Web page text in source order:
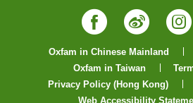
Facebook
Weibo
Oxfam in Chinese Mainland
Oxfam in Taiwan
Privacy Policy (Hong Kong)
Web Accessibility